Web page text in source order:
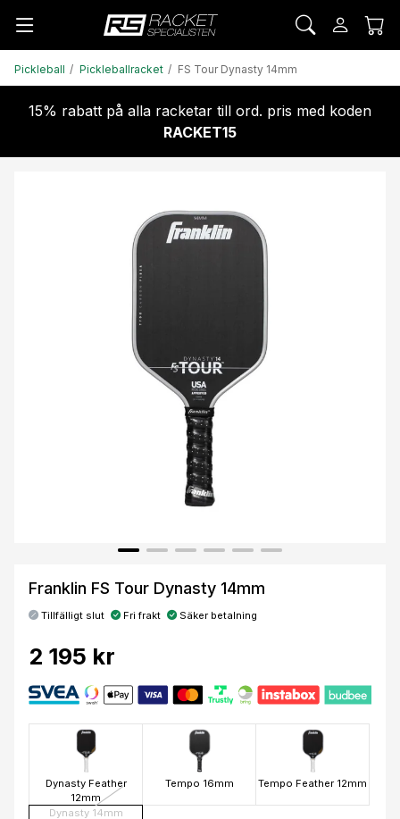
Pickleball Pickleballracket FS Tour Dynasty 14mm
15% rabatt på alla racketar till ord. pris med koden
RACKET15
Franklin FS Tour Dynasty 14mm
Tillfälligt slut Fri frakt Säker betalning
2 195 kr
Dynasty Feather
12mm
Tempo 16mm Tempo Feather 12mm
Dynasty 14mm